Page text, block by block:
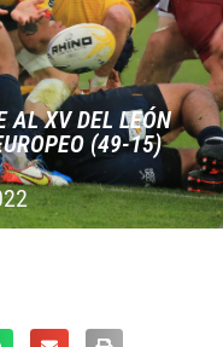
AL XV DEL LEÓN
(49-15)